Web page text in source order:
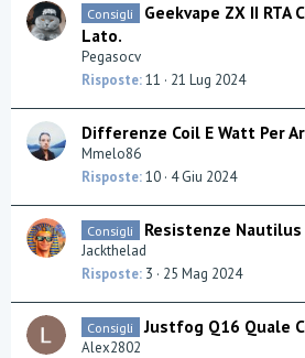
Consigli
Geekvape ZX II RTA
Lato.
Pegasocv
Risposte 11 21 Lug 2024
Differenze Coil E Watt Per
Mmelo86
Risposte 10 4 Giu 2024
Consigli Resistenze Nautilus
Jackthelad
Risposte 3 25 Mag 2024
Consigli Justfog Q16 Quale
Alex2802